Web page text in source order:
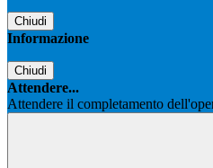
Chiudi
Informazione
Chiudi
Attendere...
Attendere il completamento